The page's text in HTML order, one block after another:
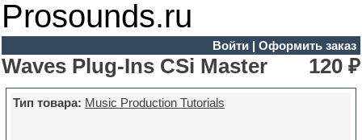
Prosounds.ru
Войти| Оформить заказ
Waves Plug-Ins CSi Master 120 ₽
Тип товара: Music Production Tutorials